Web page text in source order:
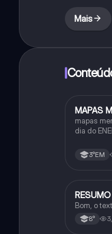
Mais
Português
MAPAS
mapas
dia do
3°EM
Português
Bom, o
8°